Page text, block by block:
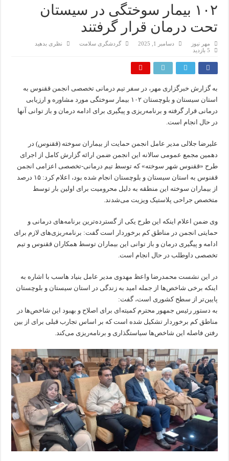
۱۰۲ بیمار سوختگی در سیستان
تحت درمان قرار گرفتند
مهر نیوز دسامبر 1, 2025 گردشگری سلامت
نظری بدهید
5 بازدید
به گزارش خبرگزاری مهر، در سفر تیم درمانی تخصصی انجمن ققنوس به
استان سیستان و بلوچستان ۱۰۲ بیمار سوختگی مورد مشاوره و ارزیابی
درمانی قرار گرفته و برنامه‌ریزی و پیگیری برای ادامه درمان و باز توانی آنها
در حال انجام است.
علیرضا جلالی مدیر عامل انجمن حمایت از بیماران سوخته (ققنوس) در
دهمین مجمع عمومی سالانه این انجمن ضمن ارائه گزارش کامل از اجرای
طرح «ققنوس شهر سوخته» که توسط تیم درمانی-تخصصی اعزامی انجمن
ققنوس به استان سیستان و بلوچستان انجام شده بود، اعلام کرد: ۱۵ درصد
از بیماران سوخته این منطقه به دلیل محرومیت برای اولین بار توسط
متخصص جراحی پلاستیک ویزیت می‌شدند.
وی ضمن اعلام اینکه این طرح یکی از گسترده‌ترین برنامه‌های درمانی و
حمایتی انجمن در مناطق کم برخوردار است گفت: برنامه‌ریزی‌های لازم برای
ادامه و پیگیری درمان و باز توانی این بیماران توسط همکاران ققنوس و تیم
تخصصی داوطلب در حال انجام است.
در این نشست محمدرضا واعظ مهدوی مدیر عامل بنیاد هاسب با اشاره به
اینکه برخی شاخص‌ها از جمله امید به زندگی در استان سیستان و بلوچستان
پایین‌تر از سطح کشوری است، گفت:
به دستور رئیس جمهور محترم کمیته‌ای برای اصلاح و بهبود این شاخص‌ها در
مناطق کم برخوردار تشکیل شده است که بر اساس تجارب قبلی برای از بین
رفتن فاصله این شاخص‌ها سیاستگذاری و برنامه‌ریزی می‌کند.